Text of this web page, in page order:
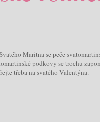
Maritna se peče
podkovy se trochu
třeba na svatého Valentýna.